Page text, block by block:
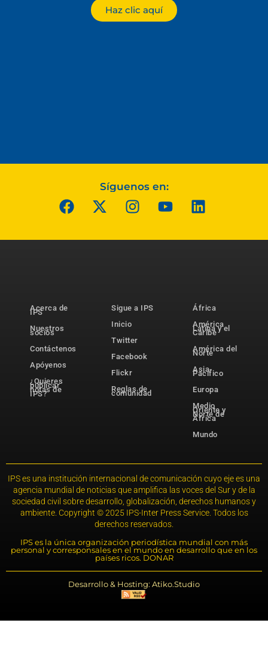
Haz clic aquí
Síguenos en:
Acerca de
IPS
Nuestros
socios
Contáctenos
Apóyenos
¿Quieres
publicar
notas de
IPS?
Sigue a IPS
Inicio
Twitter
Facebook
Flickr
Reglas de
comunidad
África
América
Latina y el
Caribe
América del
Norte
Asia-
Pacífico
Europa
Medio
Oriente y
Norte de
África
Mundo
IPS es una institución internacional de comunicación cuyo eje es una
agencia mundial de noticias que amplifica las voces del Sur y de la
sociedad civil sobre desarrollo, globalización, derechos humanos y
ambiente. Copyright © 2025 IPS-Inter Press Service. Todos los
derechos reservados.
IPS es la única organización periodística mundial con más
personal y corresponsales en el mundo en desarrollo que en los
países ricos. DONAR
Desarrollo & Hosting: Atiko.Studio